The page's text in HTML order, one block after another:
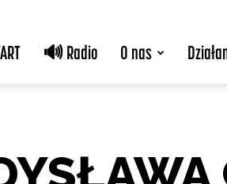
🔊 Radio O nas